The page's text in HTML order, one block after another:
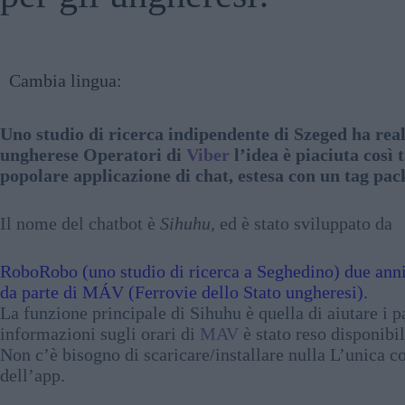
Cambia lingua:
Uno studio di ricerca indipendente di Szeged ha
ungherese Operatori di Viber l’idea è piaciuta così
popolare applicazione di chat, estesa con un tag
Il nome del chatbot è Sihuhu, ed è stato sviluppato da
RoboRobo (uno studio di ricerca a Seghedino) due
da parte di MÁV (Ferrovie dello Stato ungheresi).
La funzione principale di Sihuhu è quella di aiutare i
informazioni sugli orari di MAV è stato reso
Non c’è bisogno di scaricare/installare nulla L’unica
dell’app.